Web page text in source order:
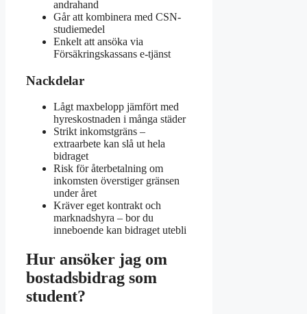
andrahand
Går att kombinera med CSN-
studiemedel
Enkelt att ansöka via
Försäkringskassans e‑tjänst
Nackdelar
Lågt maxbelopp jämfört med
hyreskostnaden i många städer
Strikt inkomstgräns –
extraarbete kan slå ut hela
bidraget
Risk för återbetalning om
inkomsten överstiger gränsen
under året
Kräver eget kontrakt och
marknadshyra – bor du
inneboende kan bidraget utebli
Hur ansöker jag om
bostadsbidrag som
student?